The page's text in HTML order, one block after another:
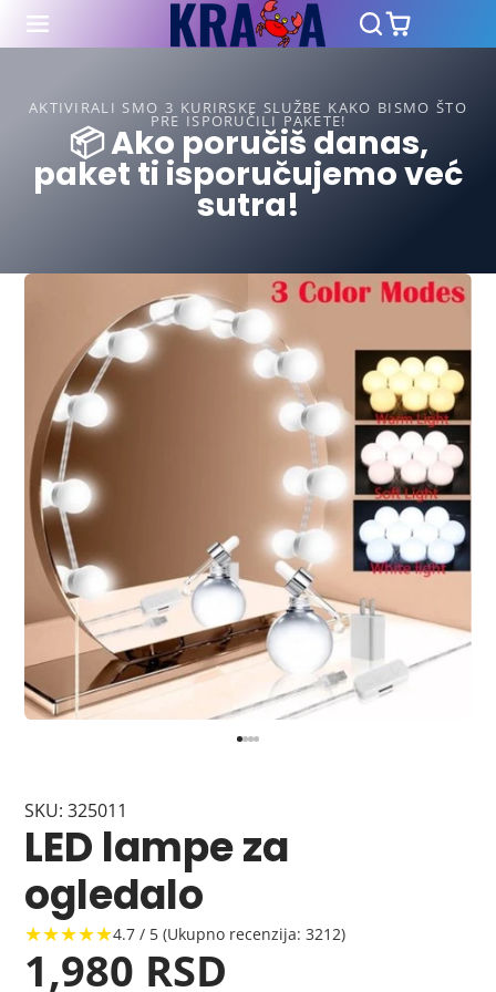
AKTIVIRALI SMO 3 KURIRSKE SLUŽBE KAKO BISMO ŠTO
PRE ISPORUČILI PAKETE!
📦 Ako poručiš danas,
paket ti isporučujemo već
sutra!
SKU: 325011
LED lampe za
ogledalo
★★★★★4.7 / 5 (Ukupno recenzija: 3212)
1,980 RSD